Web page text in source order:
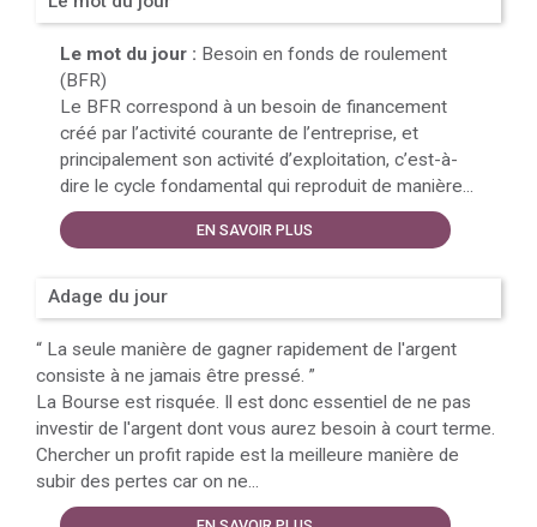
Le mot du jour : Besoin en fonds de roulement
(BFR)
Le BFR correspond à un besoin de financement
créé par l’activité courante de l’entreprise, et
principalement son activité d’exploitation, c’est-à-
dire le cycle fondamental qui reproduit de manière...
EN SAVOIR PLUS
Adage du jour
“ La seule manière de gagner rapidement de l'argent
consiste à ne jamais être pressé. ”
La Bourse est risquée. Il est donc essentiel de ne pas
investir de l'argent dont vous aurez besoin à court terme.
Chercher un profit rapide est la meilleure manière de
subir des pertes car on ne...